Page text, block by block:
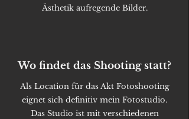
Ästhetik aufregende Bilder.
Wo findet das Shooting statt?
Als Location für das Akt Fotoshooting
eignet sich definitiv mein Fotostudio.
Das Studio ist mit verschiedenen